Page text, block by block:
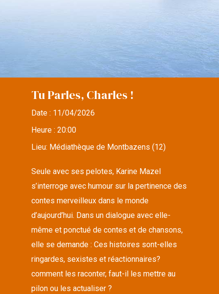
Tu Parles, Charles !
Date : 11/04/2026
Heure :20:00
Lieu: Médiathèque de Montbazens (12)
Seule avec ses pelotes, Karine Mazel
s’interroge avec humour sur la pertinence des
contes merveilleux dans le monde
d’aujourd’hui. Dans un dialogue avec elle-
même et ponctué de contes et de chansons,
elle se demande : Ces histoires sont-elles
ringardes, sexistes et réactionnaires?
comment les raconter, faut-il les mettre au
pilon ou les actualiser ?